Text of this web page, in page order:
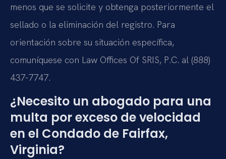
menos que se solicite y obtenga posteriormente el
sellado o la eliminación del registro. Para
orientación sobre su situación específica,
comuníquese con Law Offices Of SRIS, P.C. al (888)
437-7747.
¿Necesito un abogado para una
multa por exceso de velocidad
en el Condado de Fairfax,
Virginia?